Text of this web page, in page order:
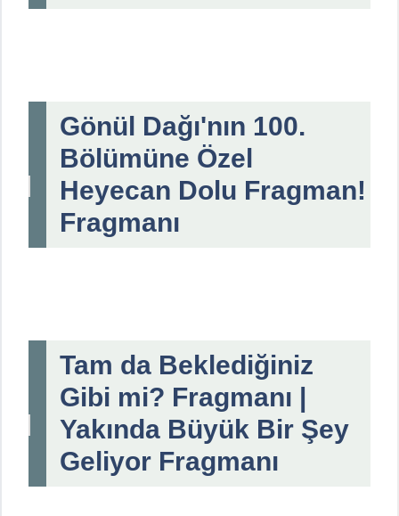
Gönül Dağı'nın 100.
Bölümüne Özel
Heyecan Dolu Fragman!
Fragmanı
Tam da Beklediğiniz
Gibi mi? Fragmanı |
Yakında Büyük Bir Şey
Geliyor Fragmanı